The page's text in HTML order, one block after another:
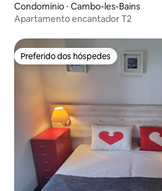
Condomínio ⋅ Cambo-les-Bains
Apartamento encantador T2
Preferido dos hóspedes
Preferido dos hóspedes